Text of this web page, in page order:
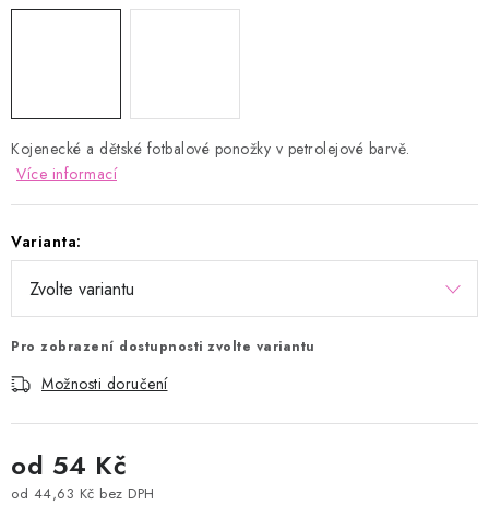
Kojenecké a dětské fotbalové ponožky v petrolejové barvě.
Více informací
Varianta:
Pro zobrazení dostupnosti zvolte variantu
Možnosti doručení
od 54 Kč
od 44,63 Kč bez DPH